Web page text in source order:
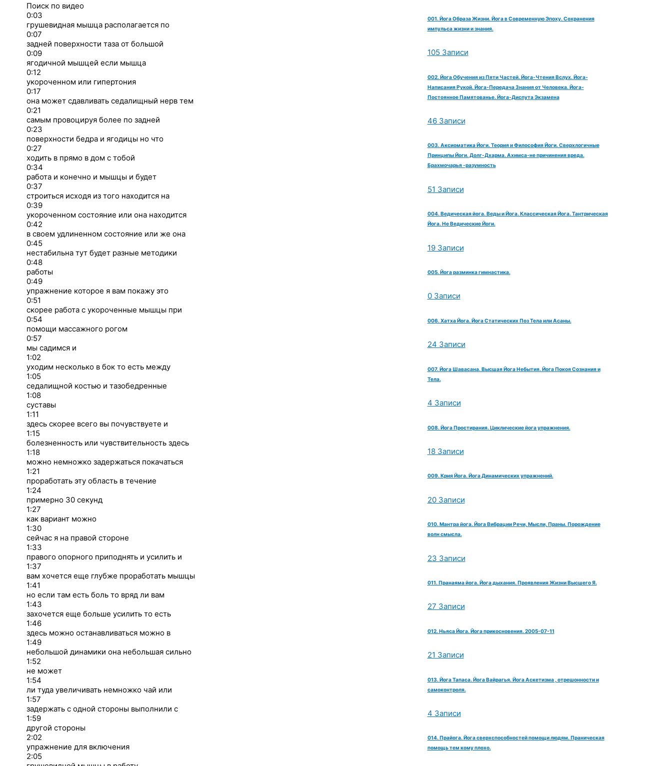
Поиск по видео
0:03
грушевидная мышца располагается по
0:07
задней поверхности таза от большой
0:09
ягодичной мышцей если мышца
0:12
укороченном или гипертония
0:17
она может сдавливать седалищный нерв тем
0:21
самым провоцируя более по задней
0:23
поверхности бедра и ягодицы но что
0:27
ходить в прямо в дом с тобой
0:34
работа и конечно и мышцы и будет
0:37
строиться исходя из того находится на
0:39
укороченном состояние или она находится
0:42
в своем удлиненном состояние или же она
0:45
нестабильна тут будет разные методики
0:48
работы
0:49
упражнение которое я вам покажу это
0:51
скорее работа с укороченные мышцы при
0:54
помощи массажного рогом
0:57
мы садимся и
1:02
уходим несколько в бок то есть между
1:05
седалищной костью и тазобедренные
1:08
суставы
1:11
здесь скорее всего вы почувствуете и
1:15
болезненность или чувствительность здесь
1:18
можно немножко задержаться покачаться
1:21
проработать эту область в течение
1:24
примерно 30 секунд
1:27
как вариант можно
1:30
сейчас я на правой стороне
1:33
правого опорного приподнять и усилить и
1:37
вам хочется еще глубже проработать мышцы
1:41
но если там есть боль то вряд ли вам
1:43
захочется еще больше усилить то есть
1:46
здесь можно останавливаться можно в
1:49
небольшой динамики она небольшая сильно
1:52
не может
1:54
ли туда увеличивать немножко чай или
1:57
задержать с одной стороны выполнили с
1:59
другой стороны
2:02
упражнение для включения
2:05
001. Йога Образа Жизни. Йога в Современную Эпоху. Сохранения
импульса жизни и знания.
105 Записи
002. Йога Обучения из Пяти Частей. Йога-Чтения Вслух. Йога-
Написания Рукой. Йога-Передача Знания от Человека. Йога-
Постоянное Памятованье. Йога-Диспута Экзамена
46 Записи
003. Аксиоматика Йоги. Теория и Философия Йоги. Сверхлогичные
Принципы Йоги. Долг-Дхарма. Ахимса-не причинения вреда.
Брахмочарья -разумность
51 Записи
004. Ведическая йога. Веды и Йога. Классическая Йога. Тантрическая
Йога. Не Ведические Йоги.
19 Записи
005. Йога разминка гимнастика.
0 Записи
006. Хатха Йога. Йога Статических Поз Тела или Асаны.
24 Записи
007. Йога Шавасана. Высшая Йога Небытия. Йога Покоя Сознания и
Тела.
4 Записи
008. Йога Простирания. Циклические йога упражнения.
18 Записи
009. Крия Йога. Йога Динамических упражнений.
20 Записи
010. Мантра йога. Йога Вибрации Речи, Мысли, Праны. Порождение
волн смысла.
23 Записи
011. Пранаяма йога. Йога дыхания. Проявления Жизни Высшего Я.
27 Записи
012. Ньяса Йога. Йога прикосновения. 2005-07-11
21 Записи
013. Йога Тапаса. Йога Вайрагья. Йога Аскетизма , отрешонности и
самоконтроля.
4 Записи
014. Прайога. Йога сверхспособностей помощи людям. Праническая
помощь тем кому плохо.